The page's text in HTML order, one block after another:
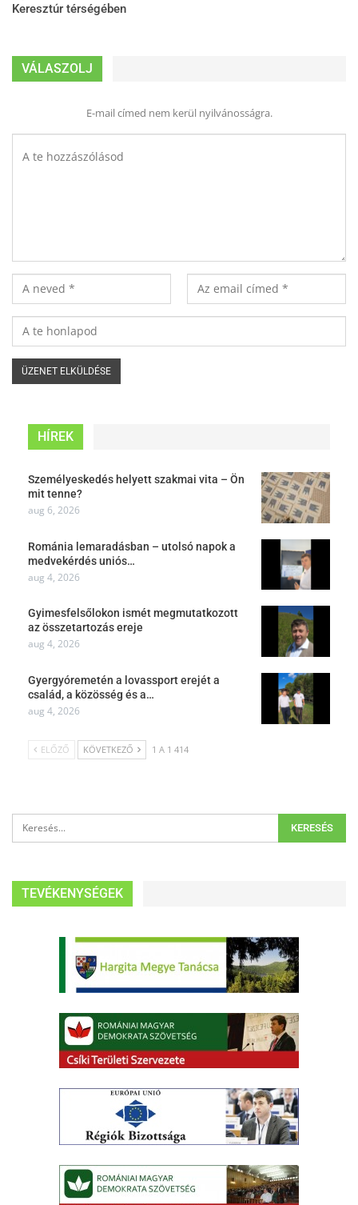
Keresztúr térségében
VÁLASZOLJ
E-mail címed nem kerül nyilvánosságra.
HÍREK
Személyeskedés helyett szakmai vita – Ön
mit tenne?
aug 6, 2026
Románia lemaradásban – utolsó napok a
medvekérdés uniós…
aug 4, 2026
Gyimesfelsőlokon ismét megmutatkozott
az összetartozás ereje
aug 4, 2026
Gyergyóremetén a lovassport erejét a
család, a közösség és a…
aug 4, 2026
ELŐZŐ KÖVETKEZŐ 1 A 1 414
TEVÉKENYSÉGEK